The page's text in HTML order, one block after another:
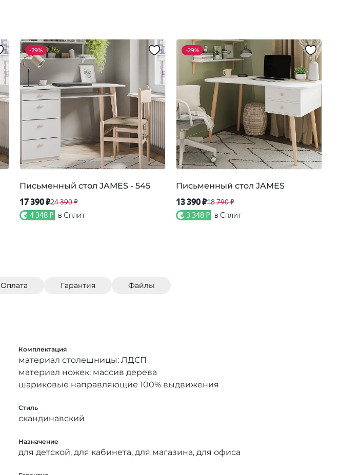
-29%
Письменный стол JAMES - 545
17 390 ₽24 390 ₽
4 348 ₽ в Сплит
-29%
Письменный стол JAMES
13 390 ₽18 790 ₽
3 348 ₽ в Сплит
Оплата Гарантия Файлы
Комплектация
материал столешницы: ЛДСП
материал ножек: массив дерева
шариковые направляющие 100% выдвижения
Стиль
скандинавский
Назначение
для детской, для кабинета, для магазина, для офиса